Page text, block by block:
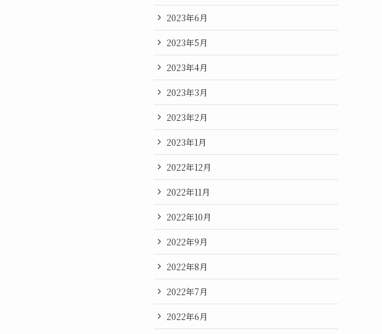
2023年6月
2023年5月
2023年4月
2023年3月
2023年2月
2023年1月
2022年12月
2022年11月
2022年10月
2022年9月
2022年8月
2022年7月
2022年6月